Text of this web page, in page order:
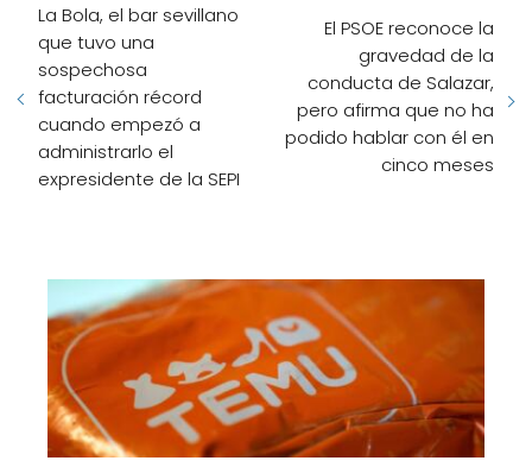
La Bola, el bar sevillano
que tuvo una
sospechosa
facturación récord
cuando empezó a
administrarlo el
expresidente de la SEPI
El PSOE reconoce la
gravedad de la
conducta de Salazar,
pero afirma que no ha
podido hablar con él en
cinco meses